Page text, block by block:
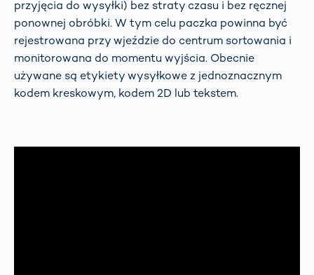
przyjęcia do wysyłki) bez straty czasu i bez ręcznej
ponownej obróbki. W tym celu paczka powinna być
rejestrowana przy wjeździe do centrum sortowania i
monitorowana do momentu wyjścia. Obecnie
używane są etykiety wysyłkowe z jednoznacznym
kodem kreskowym, kodem 2D lub tekstem.